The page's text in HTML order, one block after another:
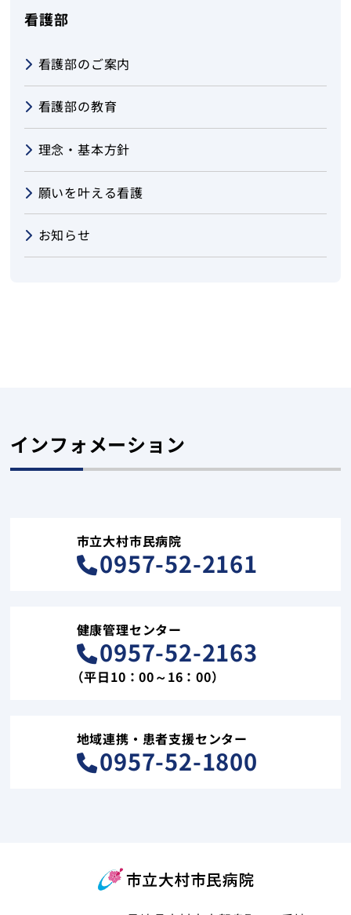
看護部
看護部のご案内
看護部の教育
理念・基本方針
願いを叶える看護
お知らせ
インフォメーション
市立大村市民病院
0957-52-2161
健康管理センター
0957-52-2163
（平日10：00～16：00）
地域連携・患者支援センター
0957-52-1800